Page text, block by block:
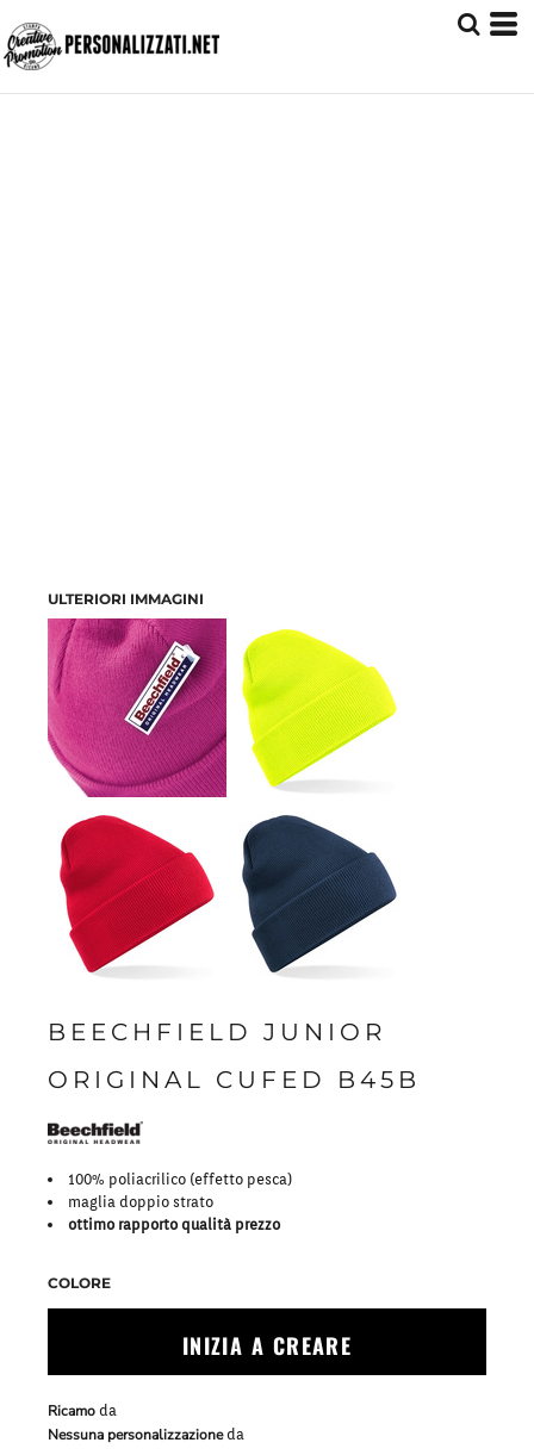
ULTERIORI IMMAGINI
BEECHFIELD JUNIOR
ORIGINAL CUFED B45B
100% poliacrilico (effetto pesca)
maglia doppio strato
ottimo rapporto qualità prezzo
COLORE
INIZIA A CREARE
Ricamo da
Nessuna personalizzazioneda